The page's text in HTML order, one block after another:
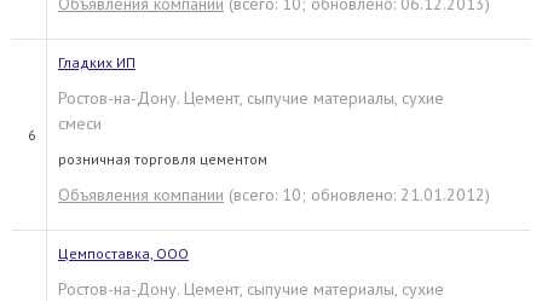
6
Гладких ИП
Ростов-на-Дону. Цемент, сыпучие материалы, сухие
смеси
розничная торговля цементом
Объявления компании (всего: 10; обновлено: 21.01.2012)
Цемпоставка, ООО
Ростов-на-Дону. Цемент, сыпучие материалы, сухие